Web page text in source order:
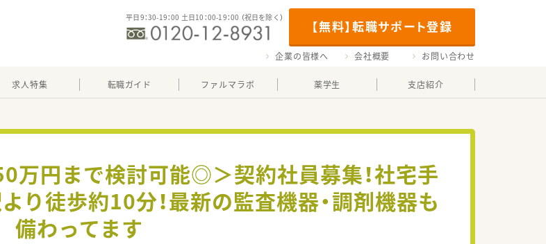
【無料】転職サポート登録
平日9：30-19：00 土日10：00-19：00 （祝日を除く）
企業の皆様へ 会社概要 お問い合わせ
求人特集 転職ガイド ファルマラボ 薬学生 支店紹介
万円まで検討可能◎＞契約社員募集！社宅手
り徒歩約10分！最新の監査機器・調剤機器も
備わってます